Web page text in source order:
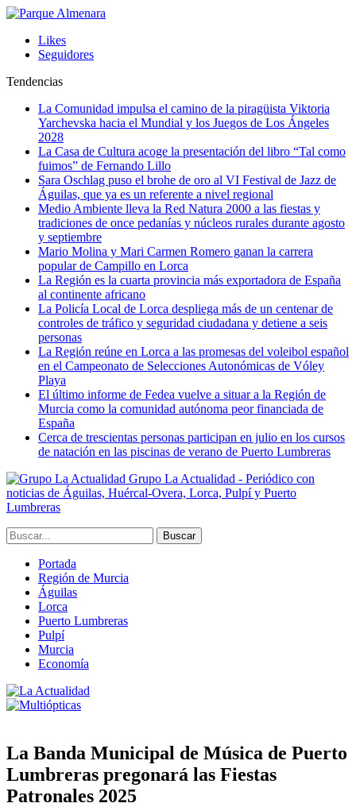
Likes
Seguidores
Tendencias
La Comunidad impulsa el camino de la piragüista Viktoria
Yarchevska hacia el Mundial y los Juegos de Los Ángeles
2028
La Casa de Cultura acoge la presentación del libro “Tal como
fuimos” de Fernando Lillo
Sara Oschlag puso el brohe de oro al VI Festival de Jazz de
Águilas, que ya es un referente a nivel regional
Medio Ambiente lleva la Red Natura 2000 a las fiestas y
tradiciones de once pedanías y núcleos rurales durante agosto
y septiembre
Mario Molina y Mari Carmen Romero ganan la carrera
popular de Campillo en Lorca
La Región es la cuarta provincia más exportadora de España
al continente africano
La Policía Local de Lorca despliega más de un centenar de
controles de tráfico y seguridad ciudadana y detiene a seis
personas
La Región reúne en Lorca a las promesas del voleibol español
en el Campeonato de Selecciones Autonómicas de Vóley
Playa
El último informe de Fedea vuelve a situar a la Región de
Murcia como la comunidad autónoma peor financiada de
España
Cerca de trescientas personas participan en julio en los cursos
de natación en las piscinas de verano de Puerto Lumbreras
Grupo La Actualidad - Periódico con
noticias de Águilas, Huércal-Overa, Lorca, Pulpí y Puerto
Lumbreras
Portada
Región de Murcia
Águilas
Lorca
Puerto Lumbreras
Pulpí
Murcia
Economía
La Banda Municipal de Música de Puerto
Lumbreras pregonará las Fiestas
Patronales 2025